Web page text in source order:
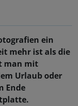
ein
mehr ist als die
man mit
Urlaub oder
Ende